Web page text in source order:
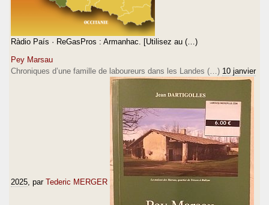
Ràdio País · ReGasPros : Armanhac. [Utilisez au (…)
Pey Marsau
Chroniques d’une famille de laboureurs dans les Landes (…) 10 janvier
2025 , par Tederic MERGER